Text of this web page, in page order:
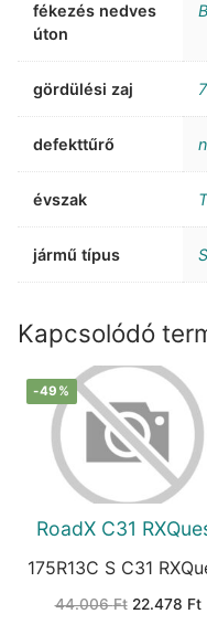
fékezés nedves
úton
B
gördülési zaj
defekttűrő
évszak
jármű típus
Kapcsolódó
-49%
RoadX C31
175R13C S C31
44.006Ft Original
22.478 Ft